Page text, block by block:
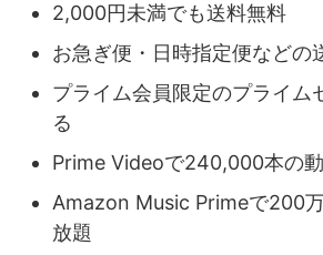
2,000円未満でも送料無料
お急ぎ便・日時指定便などの
プライム会員限定のプライム
る
Prime Videoで240,000本の
Amazon Music Primeで200
放題